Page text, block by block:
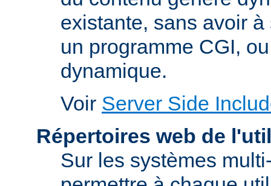
existante, sans avoir
un programme CGI,
dynamique.
Voir Server Side
Répertoires web de
Sur les systèmes